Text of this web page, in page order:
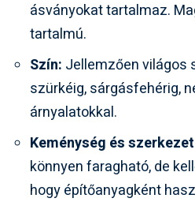
ásványokat tartalmaz.
tartalmú.
Szín: Jellemzően világos
szürkéig, sárgásfehérig,
árnyalatokkal.
Keménység és
könnyen faragható, de
hogy építőanyagként